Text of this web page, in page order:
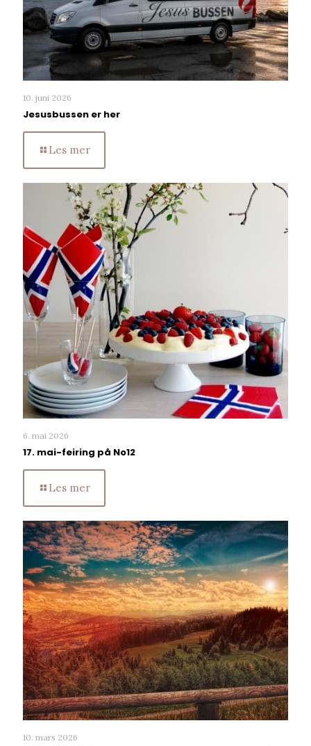
10. juni 2026
Jesusbussen er her
Les mer
6. mai 2026
17. mai-feiring på No12
Les mer
10. mars 2026